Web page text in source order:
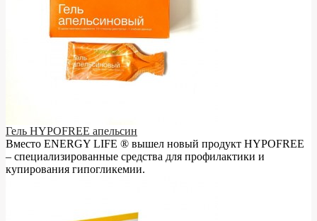
Гель HYPOFREE апельсин
Вместо ENERGY LIFE ® вышел новый продукт HYPOFREE
– cпециализированные средства для профилактики и
купирования гипогликемии.